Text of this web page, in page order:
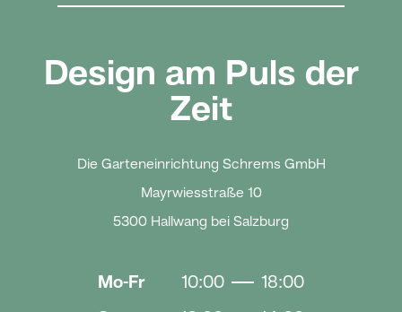
Design am Puls der
Zeit
Die Garteneinrichtung Schrems GmbH
Mayrwiesstraße 10
5300 Hallwang bei Salzburg
Mo-Fr 10:00
18:00